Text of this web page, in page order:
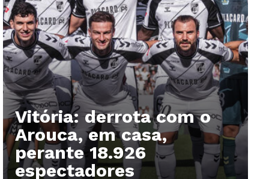
Vitória: derrota com o
Arouca, em casa,
perante 18.926
espectadores